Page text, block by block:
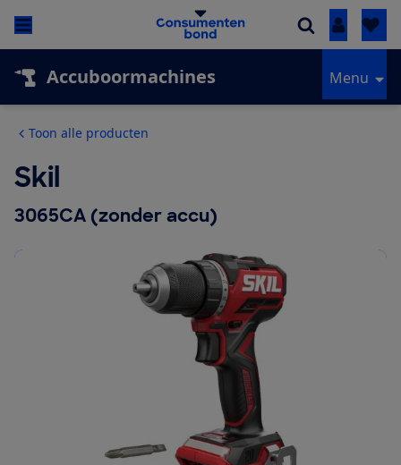
Inloggen
Accuboormachines Menu
Toon alle producten
Skil
3065CA (zonder accu)